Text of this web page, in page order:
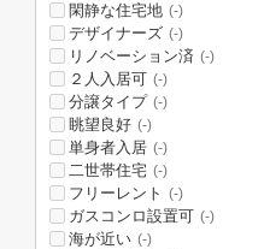
閑静な住宅地 (-)
デザイナーズ (-)
リノベーション済 (-)
２人入居可 (-)
分譲タイプ (-)
眺望良好 (-)
単身者入居 (-)
二世帯住宅 (-)
フリーレント (-)
ガスコンロ設置可 (-)
海が近い (-)